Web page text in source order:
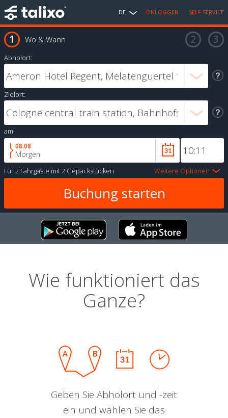
DE EINLOGGEN SELF SERVICE
Wo & Wann
Abholort:
Zielort:
am:
08.08
Morgen
Für2 Fahrgäste mit2 Gepäckstücken Weitere Optionen
Wie funktioniert das
Ganze?
Geben Sie Abholort und -zeit
ein und wählen Sie das